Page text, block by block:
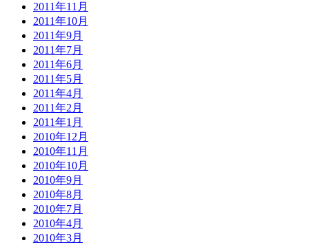
2011年11月
2011年10月
2011年9月
2011年7月
2011年6月
2011年5月
2011年4月
2011年2月
2011年1月
2010年12月
2010年11月
2010年10月
2010年9月
2010年8月
2010年7月
2010年4月
2010年3月